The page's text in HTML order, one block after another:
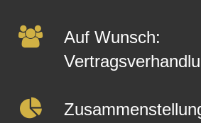
Auf Wunsch: